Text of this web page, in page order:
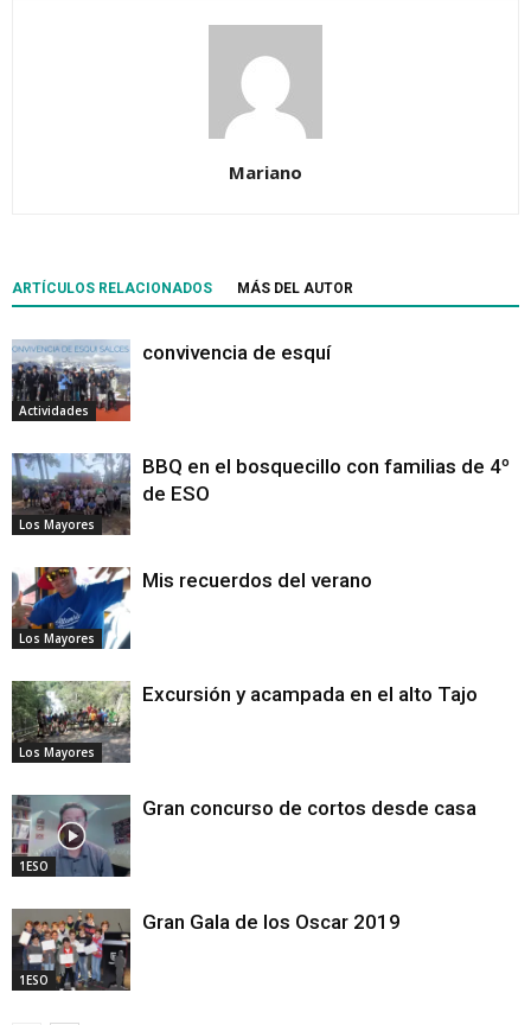
Mariano
ARTÍCULOS RELACIONADOS MÁS DEL AUTOR
Actividades
convivencia de esquí
Los Mayores
BBQ en el bosquecillo con familias de 4º
de ESO
Los Mayores
Mis recuerdos del verano
Los Mayores
Excursión y acampada en el alto Tajo
1ESO
Gran concurso de cortos desde casa
1ESO
Gran Gala de los Oscar 2019